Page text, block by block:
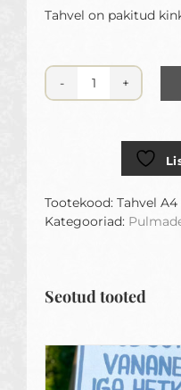
Tahvel on pakitud
Tahvel
Tootekood: Tahvel A4
Kategooriad:
Seotud tooted